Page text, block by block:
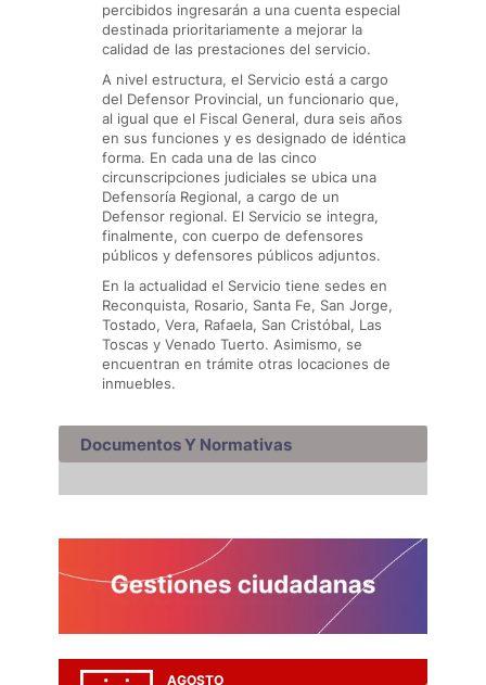
percibidos ingresarán a una cuenta especial
destinada prioritariamente a mejorar la
calidad de las prestaciones del servicio.
A nivel estructura, el Servicio está a cargo
del Defensor Provincial, un funcionario que,
al igual que el Fiscal General, dura seis años
en sus funciones y es designado de idéntica
forma. En cada una de las cinco
circunscripciones judiciales se ubica una
Defensoría Regional, a cargo de un
Defensor regional. El Servicio se integra,
finalmente, con cuerpo de defensores
públicos y defensores públicos adjuntos.
En la actualidad el Servicio tiene sedes en
Reconquista, Rosario, Santa Fe, San Jorge,
Tostado, Vera, Rafaela, San Cristóbal, Las
Toscas y Venado Tuerto. Asimismo, se
encuentran en trámite otras locaciones de
inmuebles.
Documentos Y Normativas
AGOSTO